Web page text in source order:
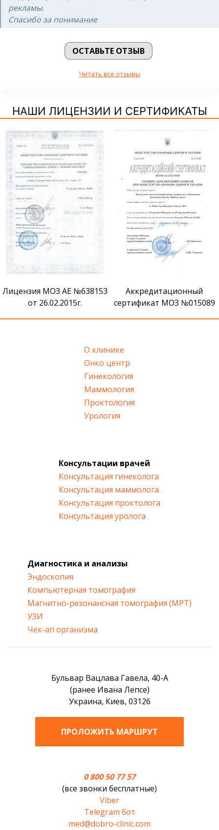
рекламы.
Спасибо за понимание
ОСТАВЬТЕ ОТЗЫВ
Читать все отзывы
НАШИ ЛИЦЕНЗИИ И СЕРТИФИКАТЫ
Лицензия МОЗ АЕ №638153
от 26.02.2015г.
Аккредитационный
сертификат МОЗ №015089
О клинике
Онко центр
Гинекология
Маммология
Проктология
Урология
Консультации врачей
Консультация гинеколога
Консультация маммолога
Консультация проктолога
Консультация уролога
Диагностика и анализы
Эндоскопия
Компьютерная томография
Магнитно-резонансная томография (МРТ)
УЗИ
Чек-ап организма
Бульвар Вацлава Гавела, 40-А
(ранее Ивана Лепсе)
Украина, Киев, 03126
ПРОЛОЖИТЬ МАРШРУТ
0 800 50 77 57
(все звонки бесплатные)
Viber
Telegram бот
med@dobro-clinic.com